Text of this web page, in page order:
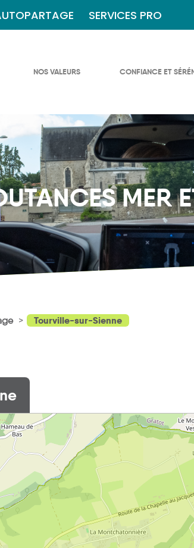
SERVICES PRO
NOS VALEURS CONFIANCE ET
MER
Tourville-sur-Sienne